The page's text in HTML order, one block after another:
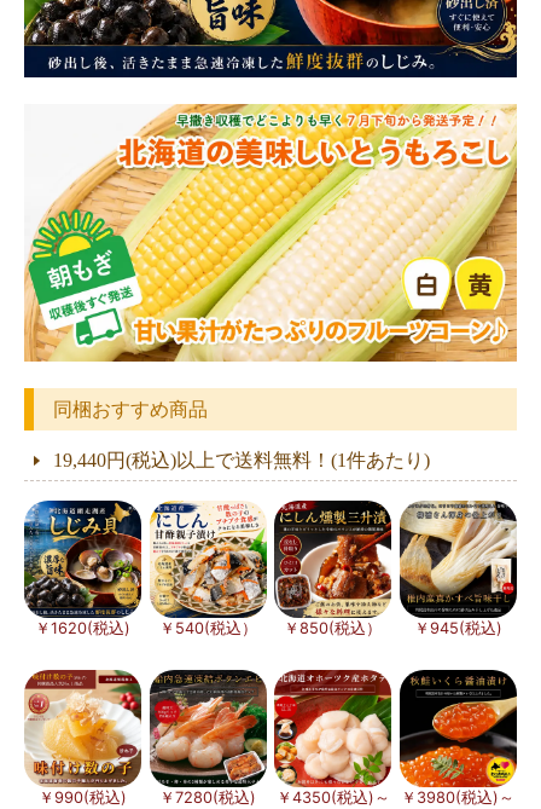
同梱おすすめ商品
19,440円(税込)以上で送料無料！(1件あたり)
￥1620(税込) ￥540(税込） ￥850(税込） ￥945(税込)
￥990(税込) ￥7280(税込) ￥4350(税込)～ ￥3980(税込)～